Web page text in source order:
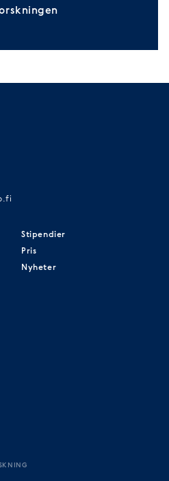
Stipendier
Pris
Nyheter